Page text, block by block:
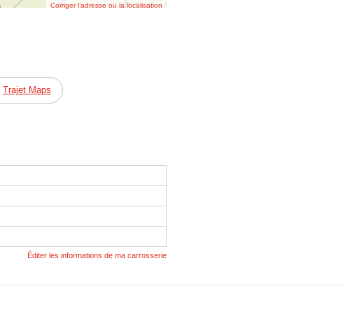
Corriger l’adresse ou la localisation
Trajet Maps
Éditer les informations de ma carrosserie